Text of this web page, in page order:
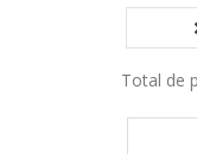
Total de